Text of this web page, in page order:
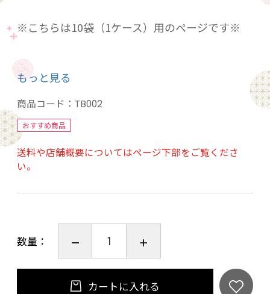
※こちらは10袋（1ケース）用のページです※
内容量: 1920ｇ（8ｇ×24袋×10）
賞味期間: １年
もっと見る
商品コード： TB002
おすすめ商品
送料や店舗概要についてはページ下部をご覧くださ
い。
数量：
カートに入れる